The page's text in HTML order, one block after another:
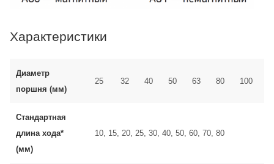
Характеристики
Диаметр
поршня (мм)
25 32 40 50 63 80 100
Стандартная
длина хода*
(мм)
10, 15, 20, 25, 30, 40, 50, 60, 70, 80